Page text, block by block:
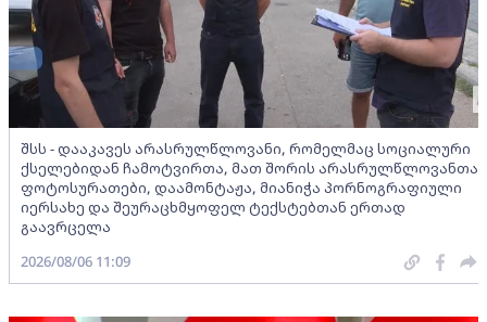
შსს - დააკავეს არასრულწლოვანი, რომელმაც სოციალური
ქსელებიდან ჩამოტვირთა, მათ შორის არასრულწლოვანთა
ფოტოსურათები, დაამონტაჟა, მიანიჭა პორნოგრაფიული
იერსახე და შეურაცხმყოფელ ტექსტებთან ერთად
გაავრცელა
2026/08/06 11:09